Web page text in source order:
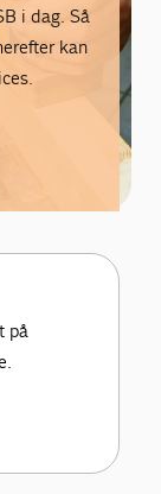
i dag. Så
kan
på